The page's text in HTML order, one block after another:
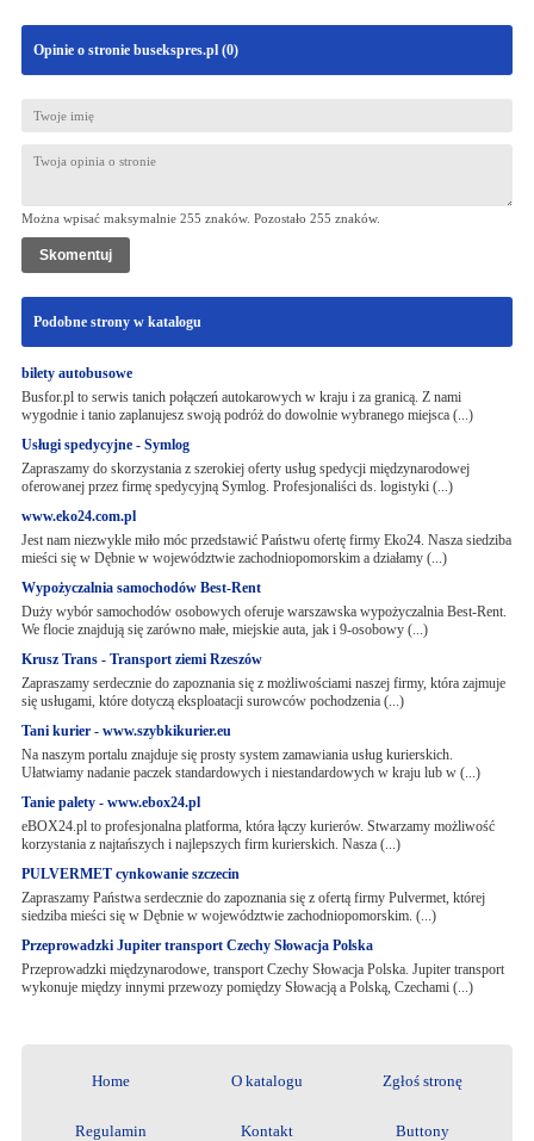
Opinie o stronie busekspres.pl (0)
Można wpisać maksymalnie 255 znaków. Pozostało 255 znaków.
Podobne strony w katalogu
bilety autobusowe
Busfor.pl to serwis tanich połączeń autokarowych w kraju i za granicą. Z nami
wygodnie i tanio zaplanujesz swoją podróż do dowolnie wybranego miejsca (...)
Usługi spedycyjne - Symlog
Zapraszamy do skorzystania z szerokiej oferty usług spedycji międzynarodowej
oferowanej przez firmę spedycyjną Symlog. Profesjonaliści ds. logistyki (...)
www.eko24.com.pl
Jest nam niezwykle miło móc przedstawić Państwu ofertę firmy Eko24. Nasza siedziba
mieści się w Dębnie w województwie zachodniopomorskim a działamy (...)
Wypożyczalnia samochodów Best-Rent
Duży wybór samochodów osobowych oferuje warszawska wypożyczalnia Best-Rent.
We flocie znajdują się zarówno małe, miejskie auta, jak i 9-osobowy (...)
Krusz Trans - Transport ziemi Rzeszów
Zapraszamy serdecznie do zapoznania się z możliwościami naszej firmy, która zajmuje
się usługami, które dotyczą eksploatacji surowców pochodzenia (...)
Tani kurier - www.szybkikurier.eu
Na naszym portalu znajduje się prosty system zamawiania usług kurierskich.
Ułatwiamy nadanie paczek standardowych i niestandardowych w kraju lub w (...)
Tanie palety - www.ebox24.pl
eBOX24.pl to profesjonalna platforma, która łączy kurierów. Stwarzamy możliwość
korzystania z najtańszych i najlepszych firm kurierskich. Nasza (...)
PULVERMET cynkowanie szczecin
Zapraszamy Państwa serdecznie do zapoznania się z ofertą firmy Pulvermet, której
siedziba mieści się w Dębnie w województwie zachodniopomorskim. (...)
Przeprowadzki Jupiter transport Czechy Słowacja Polska
Przeprowadzki międzynarodowe, transport Czechy Słowacja Polska. Jupiter transport
wykonuje między innymi przewozy pomiędzy Słowacją a Polską, Czechami (...)
Home O katalogu Zgłoś stronę
Regulamin Kontakt Buttony